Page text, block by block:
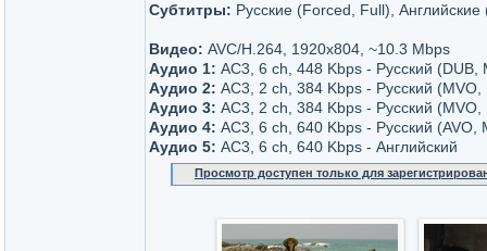
Субтитры: Русские (Forced, Full), Английские
Видео: AVC/H.264, 1920x804, ~10.3 Мbps
Аудио 1: AC3, 6 ch, 448 Kbps - Русский (DUB,
Аудио 2: AC3, 2 ch, 384 Kbps - Русский
Аудио 3: AC3, 2 ch, 384 Kbps - Русский
Аудио 4: AC3, 6 ch, 640 Kbps - Русский
Аудио 5: AC3, 6 ch, 640 Kbps - Английский
Просмотр доступен только для